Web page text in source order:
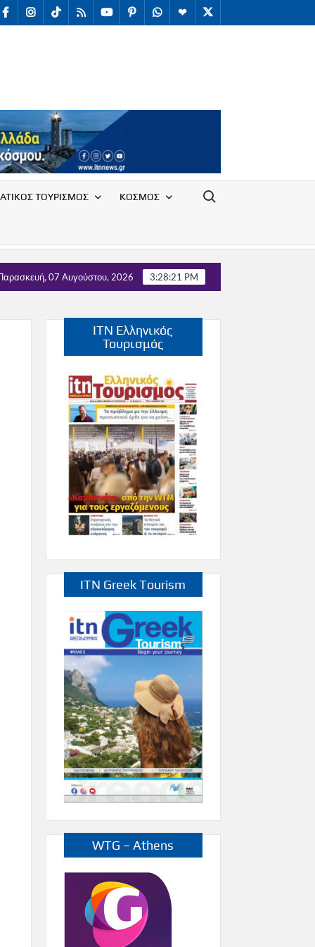
facebookInstagram
TikTokRSS youtubePinterestWhatsApp
Telegram
X
ΤΟΥΡΙΣΜΟΣ ΚΟΣΜΟΣ
Search for:
Συλλόγου Υπαλλήλων Ε.Ο.Τ. με τον Τομέα Τουρισμού του
07 Αυγούστου, 2026 3:28:22 PM
ITN Ελληνικός
Τουρισμός
ITN Greek Tourism
WTG – Athens